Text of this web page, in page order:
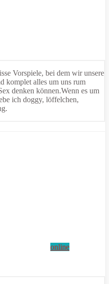
Vorspiele, bei dem wir unsere
komplet alles um uns rum
denken können.Wenn es um
ich doggy, löffelchen,
online